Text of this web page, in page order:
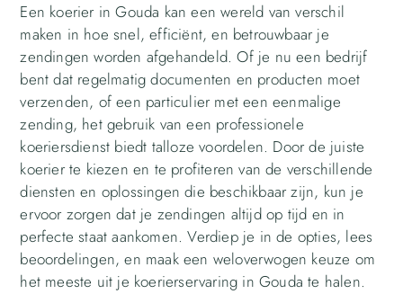
Een koerier in Gouda kan een wereld van verschil
maken in hoe snel, efficiënt, en betrouwbaar je
zendingen worden afgehandeld. Of je nu een bedrijf
bent dat regelmatig documenten en producten moet
verzenden, of een particulier met een eenmalige
zending, het gebruik van een professionele
koeriersdienst biedt talloze voordelen. Door de juiste
koerier te kiezen en te profiteren van de verschillende
diensten en oplossingen die beschikbaar zijn, kun je
ervoor zorgen dat je zendingen altijd op tijd en in
perfecte staat aankomen. Verdiep je in de opties, lees
beoordelingen, en maak een weloverwogen keuze om
het meeste uit je koerierservaring in Gouda te halen.